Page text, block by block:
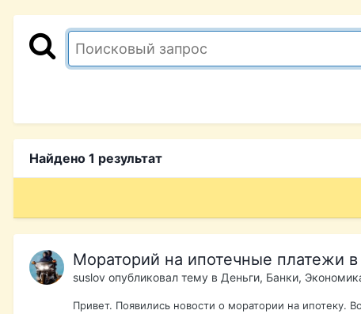
Найдено 1 результат
Мораторий на ипотечные платежи
suslov опубликовал тему в Деньги, Банки,
Привет. Появились новости о моратории на ипотеку.